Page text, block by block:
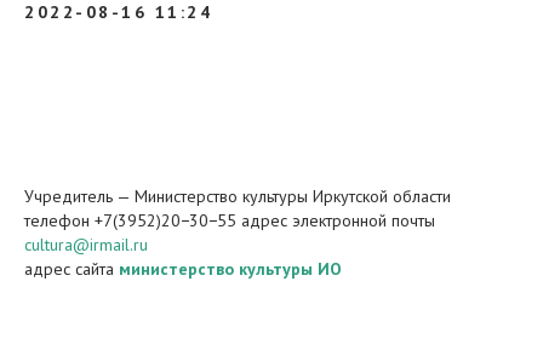
2022-08-16 11:24
Учредитель — Министерство культуры Иркутской области
телефон +7(3952)20−30−55 адрес электронной почты
cultura@irmail.ru
адрес сайта министерство культуры ИО